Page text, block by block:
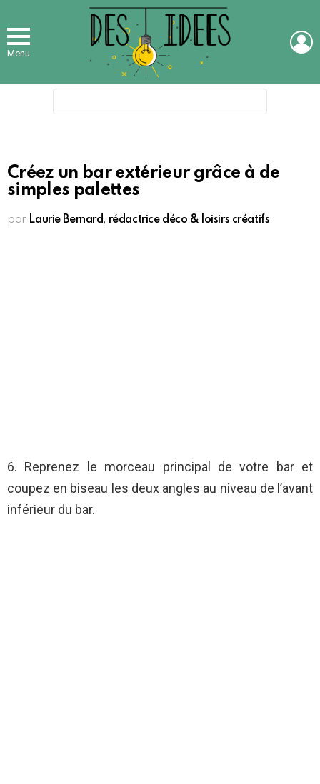
Menu
Créez un bar extérieur grâce à de
simples palettes
par Laurie Bernard, rédactrice déco & loisirs créatifs
6. Reprenez le morceau principal de votre bar et
coupez en biseau les deux angles au niveau de l’avant
inférieur du bar.